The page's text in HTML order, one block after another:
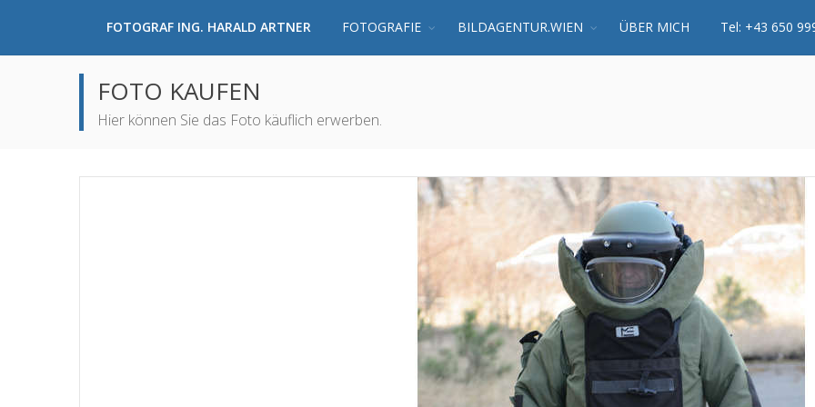
FOTOGRAF ING. HARALD ARTNER FOTOGRAFIE BILDAGENTUR.WIEN ÜBER MICH Tel: +43 650
FOTO KAUFEN
Hier können Sie das Foto käuflich erwerben.